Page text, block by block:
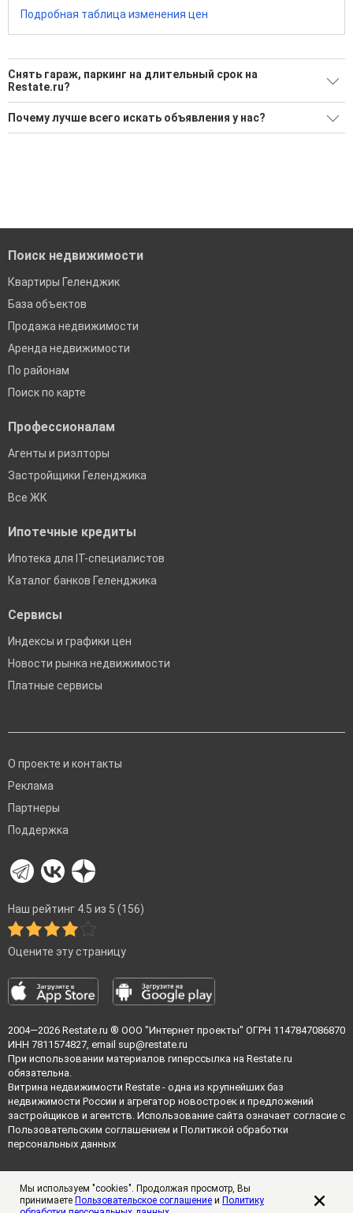
Подробная таблица изменения цен
Снять гараж, паркинг на длительный срок на
Restate.ru?
Ищите, как Снять гараж, паркинг на длительный срок?
1 актуальное и проверенное объявление
Почему лучше всего искать объявления у нас?
Поиск недвижимости
Квартиры Геленджик
База объектов
Продажа недвижимости
Аренда недвижимости
По районам
Поиск по карте
Профессионалам
Агенты и риэлторы
Застройщики Геленджика
Все ЖК
Ипотечные кредиты
Ипотека для IT-специалистов
Каталог банков Геленджика
Сервисы
Индексы и графики цен
Новости рынка недвижимости
Платные сервисы
О проекте и контакты
Реклама
Партнеры
Поддержка
Наш рейтинг 4.5 из 5 (156)
Оцените эту страницу
2004—2026 Restate.ru ® ООО "Интернет проекты" ОГРН 1147847086870
ИНН 7811574827, email sup@restate.ru
При использовании материалов гиперссылка на Restate.ru
обязательна.
Витрина недвижимости Restate - одна из крупнейших баз
недвижимости России и агрегатор новостроек и предложений
застройщиков и агентств. Использование сайта означает согласие с
Пользовательским соглашением и Политикой обработки
персональных данных
Мы используем "cookies". Продолжая просмотр, Вы
принимаете Пользовательское соглашение и Политику